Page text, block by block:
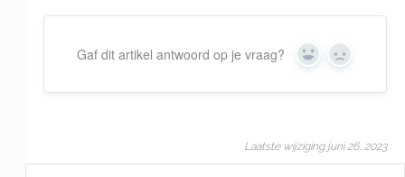
Gaf dit artikel antwoord op je vraag? Yes No
Laatste wijziging juni 26, 2023